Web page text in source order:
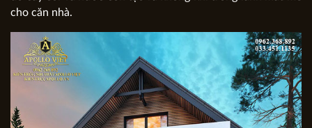
cho căn nhà.